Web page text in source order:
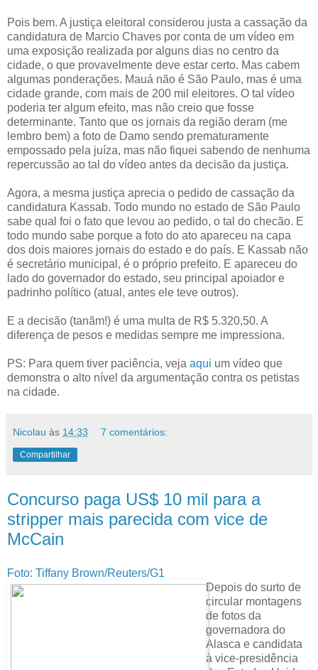
Pois bem. A justiça eleitoral considerou justa a cassação da
candidatura de Marcio Chaves por conta de um vídeo em
uma exposição realizada por alguns dias no centro da
cidade, o que provavelmente deve estar certo. Mas cabem
algumas ponderações. Mauá não é São Paulo, mas é uma
cidade grande, com mais de 200 mil eleitores. O tal vídeo
poderia ter algum efeito, mas não creio que fosse
determinante. Tanto que os jornais da região deram (me
lembro bem) a foto de Damo sendo prematuramente
empossado pela juíza, mas não fiquei sabendo de nenhuma
repercussão ao tal do vídeo antes da decisão da justiça.
Agora, a mesma justiça aprecia o pedido de cassação da
candidatura Kassab. Todo mundo no estado de São Paulo
sabe qual foi o fato que levou ao pedido, o tal do checão. E
todo mundo sabe porque a foto do ato apareceu na capa
dos dois maiores jornais do estado e do país. E Kassab não
é secretário municipal, é o próprio prefeito. E apareceu do
lado do governador do estado, seu principal apoiador e
padrinho político (atual, antes ele teve outros).
E a decisão (tanãm!) é uma multa de R$ 5.320,50. A
diferença de pesos e medidas sempre me impressiona.
PS: Para quem tiver paciência, veja aqui um vídeo que
demonstra o alto nível da argumentação contra os petistas
na cidade.
Nicolau às 14:33 7 comentários:
Compartilhar
Concurso paga US$ 10 mil para a
stripper mais parecida com vice de
McCain
Foto: Tiffany Brown/Reuters/G1
Depois do surto de
circular montagens
de fotos da
governadora do
Alasca e candidata
à vice-presidência